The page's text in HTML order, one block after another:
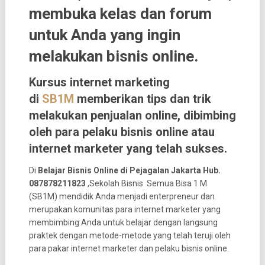
membuka kelas dan forum
untuk Anda yang ingin
melakukan bisnis online.
Kursus internet marketing
di SB1M memberikan tips dan trik
melakukan penjualan online, dibimbing
oleh para pelaku bisnis online atau
internet marketer yang telah sukses.
Di Belajar Bisnis Online di Pejagalan Jakarta Hub.
087878211823 ,Sekolah Bisnis Semua Bisa 1 M
(SB1M) mendidik Anda menjadi enterpreneur dan
merupakan komunitas para internet marketer yang
membimbing Anda untuk belajar dengan langsung
praktek dengan metode-metode yang telah teruji oleh
para pakar internet marketer dan pelaku bisnis online.